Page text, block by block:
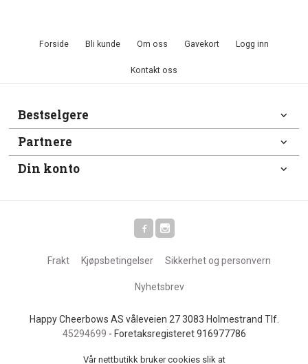
Forside Bli kunde Om oss Gavekort Logg inn
Kontakt oss
Bestselgere
Partnere
Din konto
Frakt Kjøpsbetingelser Sikkerhet og personvern
Nyhetsbrev
Happy Cheerbows AS våleveien 27 3083 Holmestrand Tlf.
45294699 - Foretaksregisteret 916977786
Vår nettbutikk bruker cookies slik at